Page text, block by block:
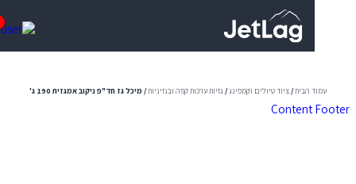
Content
ציוד טיולים וקמפינג/גזיות ערכות קפה ובנזיניות/ מיכל גז חד"פ ניקוב אמגזית 190 ג'